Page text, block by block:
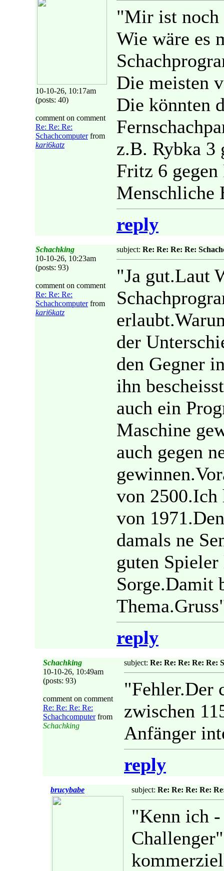
10-10-26, 10:17am
(posts: 40)
comment on comment
Re: Re: Re:
Schachcomputerfrom
kari6katz
"Mir ist noch
Wie wäre es
Die meisten
Die könnten
z.B. Rybka 3
Fritz 6
Menschliche
reply
Schachking
10-10-26, 10:23am
(posts: 93)
comment on comment
Re: Re: Re:
Schachcomputerfrom
kari6katz
subject: Re: Re: Re: Re:
"Ja gut.Laut
der
den Gegner
ihn
auch ein
Maschine
auch gegen
von 2500.Ich
von
damals ne
guten
Sorge.Damit
reply
Schachking
10-10-26, 10:49am
(posts: 93)
comment on comment
Re: Re: Re: Re:
Schachcomputerfrom
Schachking
subject: Re: Re: Re: Re: Re:
"Fehler.Der
zwischen
Anfänger
reply
brucybabe subject: Re: Re: Re: Re:
"Kenn ich -